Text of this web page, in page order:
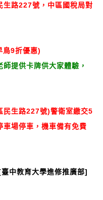
生路227號，中區國稅局對
鳥9折優惠)
提供卡牌供大家體驗，
民生路227號)警衛室繳交5
場停車，機車備有免費
中教育大學進修推廣部]